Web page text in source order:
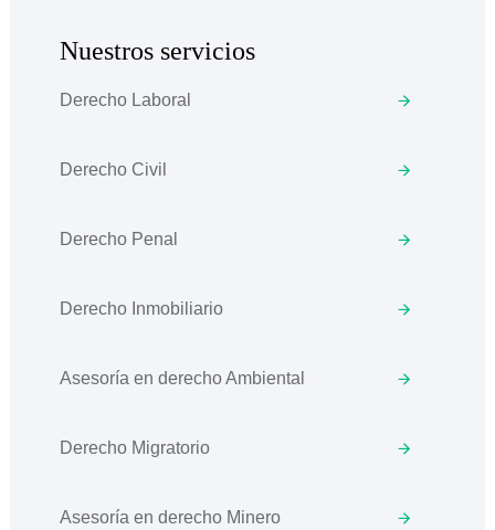
Nuestros servicios
Derecho Laboral
Derecho Civil
Derecho Penal
Derecho Inmobiliario
Asesoría en derecho Ambiental
Derecho Migratorio
Asesoría en derecho Minero